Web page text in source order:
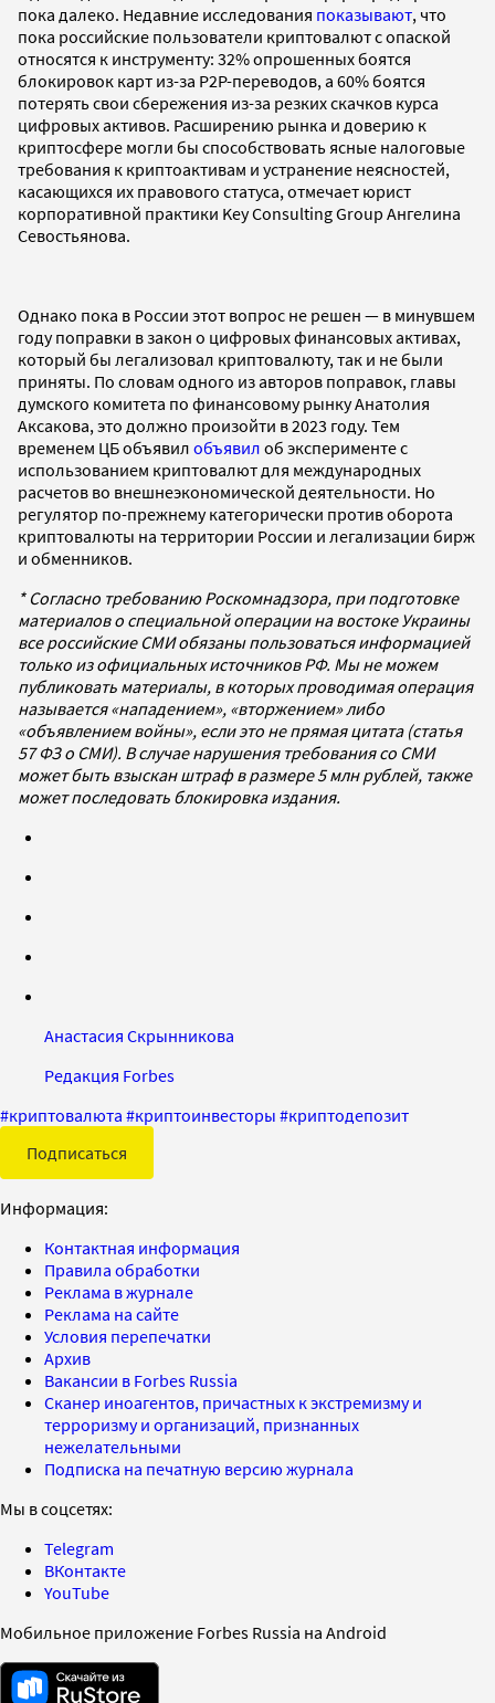
пока далеко. Недавние исследования показывают, что
пока российские пользователи криптовалют с опаской
относятся к инструменту: 32% опрошенных боятся
блокировок карт из-за P2P-переводов, а 60% боятся
потерять свои сбережения из-за резких скачков курса
цифровых активов. Расширению рынка и доверию к
криптосфере могли бы способствовать ясные налоговые
требования к криптоактивам и устранение неясностей,
касающихся их правового статуса, отмечает юрист
корпоративной практики Key Consulting Group Ангелина
Севостьянова.
Однако пока в России этот вопрос не решен — в минувшем
году поправки в закон о цифровых финансовых активах,
который бы легализовал криптовалюту, так и не были
приняты. По словам одного из авторов поправок, главы
думского комитета по финансовому рынку Анатолия
Аксакова, это должно произойти в 2023 году. Тем
временем ЦБ объявил объявил об эксперименте с
использованием криптовалют для международных
расчетов во внешнеэкономической деятельности. Но
регулятор по-прежнему категорически против оборота
криптовалюты на территории России и легализации бирж
и обменников.
* Согласно требованию Роскомнадзора, при подготовке
материалов о специальной операции на востоке Украины
все российские СМИ обязаны пользоваться информацией
только из официальных источников РФ. Мы не можем
публиковать материалы, в которых проводимая операция
называется «нападением», «вторжением» либо
«объявлением войны», если это не прямая цитата (статья
57 ФЗ о СМИ). В случае нарушения требования со СМИ
может быть взыскан штраф в размере 5 млн рублей, также
может последовать блокировка издания.
Анастасия Скрынникова
Редакция Forbes
#криптовалюта #криптоинвесторы #криптодепозит
Подписаться
Информация:
Контактная информация
Правила обработки
Реклама в журнале
Реклама на сайте
Условия перепечатки
Архив
Вакансии в Forbes Russia
Сканер иноагентов, причастных к экстремизму и
терроризму и организаций, признанных
нежелательными
Подписка на печатную версию журнала
Мы в соцсетях:
Telegram
ВКонтакте
YouTube
Мобильное приложение Forbes Russia на Android